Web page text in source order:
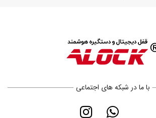
با ما در شبکه های اجتماعی